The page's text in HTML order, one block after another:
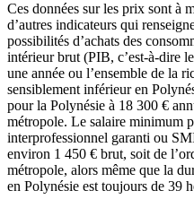
Ces données sur les prix sont à
d’autres indicateurs qui
possibilités d’achats des
intérieur brut (PIB, c’est-à-dire
une année ou l’ensemble de la
sensiblement inférieur en
pour la Polynésie à 18 300 €
métropole. Le salaire minimum
interprofessionnel garanti ou
environ 1 450 € brut, soit de
métropole, alors même que la
en Polynésie est toujours de 39